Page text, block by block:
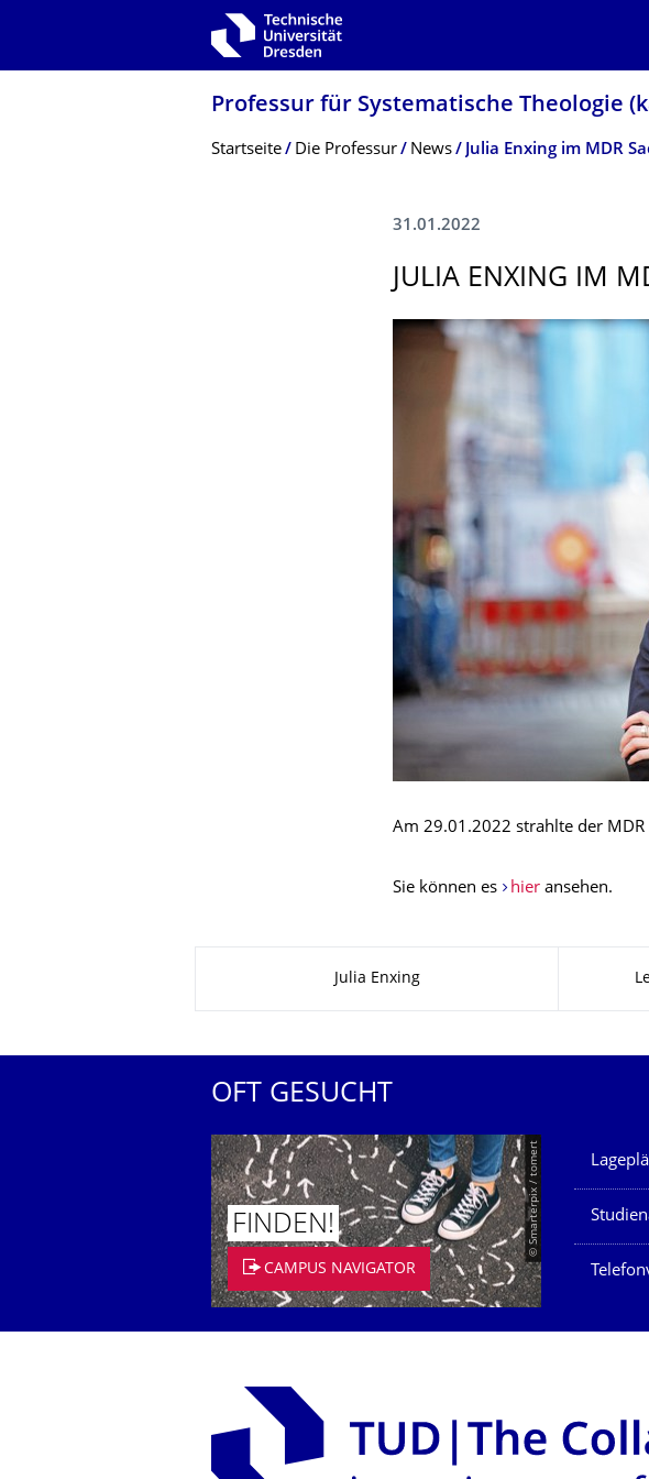
Zur Hauptnavigation springen
Professur für Systematische Theologie
Breadcrumb-Menü
Startseite Die Professur News Julia Enxing im MDR
31.01.2022
JULIA ENXING IM
Am 29.01.2022 strahlte der MDR
Sie können es hieransehen.
Julia Enxing
OFT GESUCHT
© Smarterpix / tomert
FINDEN!
CAMPUS NAVIGATOR